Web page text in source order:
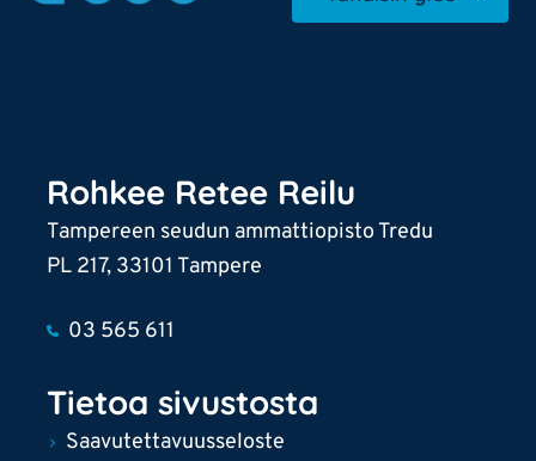
Rohkee Retee Reilu
Tampereen seudun ammattiopisto Tredu
PL 217, 33101 Tampere
03 565 611
Tietoa sivustosta
Saavutettavuusseloste